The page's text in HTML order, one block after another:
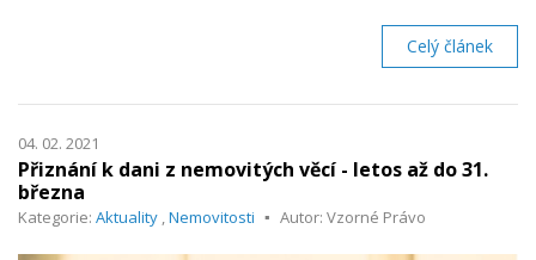
Celý článek
04. 02. 2021
Přiznání k dani z nemovitých věcí - letos až do 31.
března
Kategorie: Aktuality ,Nemovitosti Autor: Vzorné Právo